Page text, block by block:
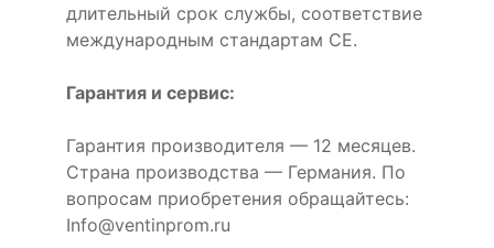
длительный срок службы, соответствие
международным стандартам CE.
Гарантия и сервис:
Гарантия производителя — 12 месяцев.
Страна производства — Германия. По
вопросам приобретения обращайтесь:
Info@ventinprom.ru